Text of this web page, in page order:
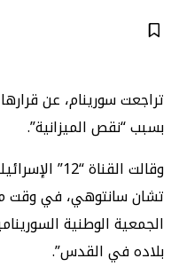
تراجعت سورينام، عن
بسبب “نقص الميزانية”.
وقالت القناة
تشان سانتوهي، في وقت
الجمعية الوطنية
بلاده في القدس”.